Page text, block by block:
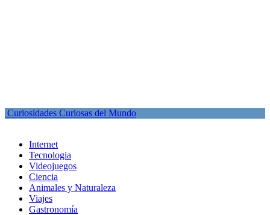
Curiosidades Curiosas del Mundo
Internet
Tecnologia
Videojuegos
Ciencia
Animales y Naturaleza
Viajes
Gastronomía